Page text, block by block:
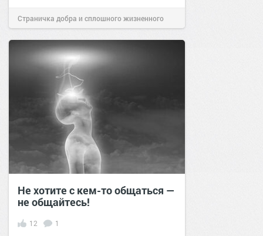
Страничка добра и сплошного жизненного
позитива!23:1306 апр 2023
Не хотите с кем-то общаться —
не общайтесь!
12 1